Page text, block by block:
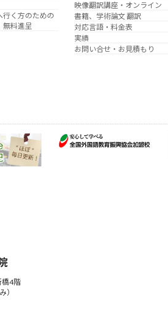
行く方のための
無料進呈
映像翻訳講座・オンライン
書籍、学術論文 翻訳
対応言語・料金表
実績
お問い合せ・お見積もり
橋4階
）